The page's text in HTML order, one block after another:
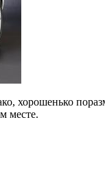
хорошенько
месте.